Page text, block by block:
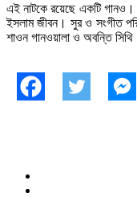
এই নাটকে রয়েছে একটি গানও।
ইসলাম জীবন। সুর ও সংগীত
শাওন গানওয়ালা ও অবন্তি